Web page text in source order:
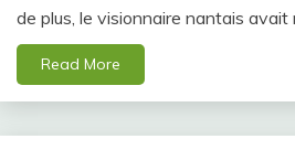
de plus, le visionnaire nantais avait
Read More